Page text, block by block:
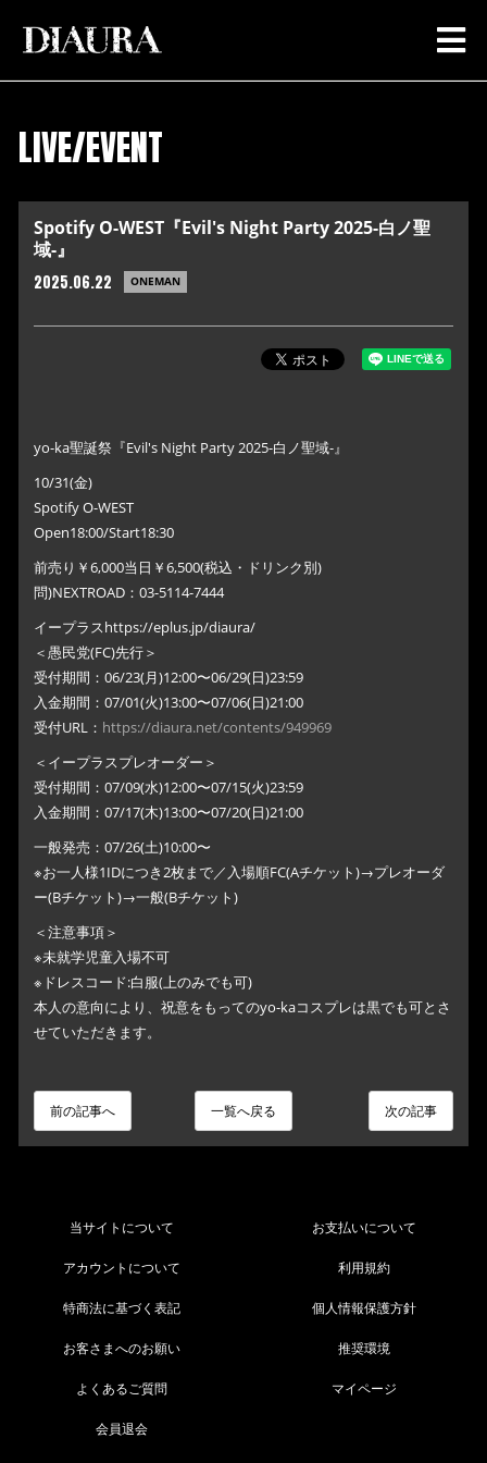
LIVE/EVENT
Spotify O-WEST『Evil's Night Party 2025-白ノ聖
域-』
2025.06.22 ONEMAN
yo-ka聖誕祭『Evil's Night Party 2025-白ノ聖域-』
10/31(金)
Spotify O-WEST
Open18:00/Start18:30
前売り￥6,000当日￥6,500(税込・ドリンク別)
問)NEXTROAD：03-5114-7444
イープラスhttps://eplus.jp/diaura/
＜愚民党(FC)先行＞
受付期間：06/23(月)12:00〜06/29(日)23:59
入金期間：07/01(火)13:00〜07/06(日)21:00
受付URL： https://diaura.net/contents/949969
＜イープラスプレオーダー＞
受付期間：07/09(水)12:00〜07/15(火)23:59
入金期間：07/17(木)13:00〜07/20(日)21:00
一般発売：07/26(土)10:00〜
※お一人様1IDにつき2枚まで／入場順FC(Aチケット)→プレオーダ
ー(Bチケット)→一般(Bチケット)
＜注意事項＞
※未就学児童入場不可
※ドレスコード:白服(上のみでも可)
本人の意向により、祝意をもってのyo-kaコスプレは黒でも可とさ
せていただきます。
次の記事
一覧へ戻る
前の記事へ
当サイトについて お支払いについて
アカウントについて 利用規約
特商法に基づく表記 個人情報保護方針
お客さまへのお願い 推奨環境
よくあるご質問 マイページ
会員退会